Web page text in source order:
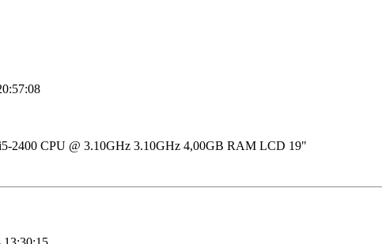
2400 CPU @ 3.10GHz 3.10GHz 4,00GB RAM LCD 19"